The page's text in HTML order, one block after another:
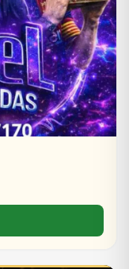
Vagas de Empregos Viagem e Turismo